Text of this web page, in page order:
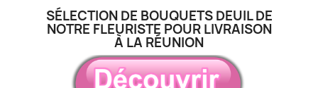
SÉLECTION DE BOUQUETS DEUIL DE
NOTRE FLEURISTE POUR LIVRAISON
À LA RÉUNION